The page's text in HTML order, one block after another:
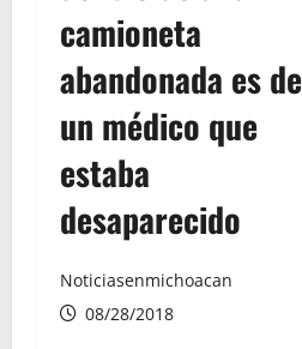
camioneta
abandonada es de
un médico que
estaba
desaparecido
Noticiasenmichoacan
08/28/2018